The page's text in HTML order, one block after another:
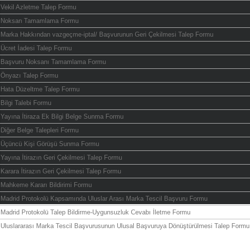
Vekil Azletme Talep Formu
Noksan Tamamlama Formu
Marka Hakkından vazgeçme-iptal/ Başvurunun Geri Çekilmesi Talep Formu
Ücret İadesi Talep Formu
Başvuru Noksanı Tamamlama Formu
Önyazı Talep Formu
Hata Düzeltme Talep Formu
Bilgi Talebi Formu
Yayına İtiraza Ek Bilgi Belge Sunma Formu
Diğer Belge Talepleri Formu
Üçüncü Kişi Görüşü Sunma Formu
Yayına İtirazın Geri Çekilmesi Talep Formu
Karara İtirazın Geri Çekilmesi Talep Formu
Mahkeme Kararı Bildirimi Formu
Madrid Protokolü Kapsamında Uluslar Arası Marka Tescil Başvuru Formu
Madrid Protokolü Talep Bildirme-Uygunsuzluk Cevabı İletme Formu
Uluslararası Marka Tescil Başvurusunun Ulusal Başvuruya Dönüştürülmesi Talep Formu